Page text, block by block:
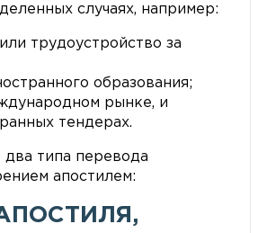
случаях, например:
трудоустройство за
образования;
рынке, и
тендерах.
два типа перевода
апостилем: